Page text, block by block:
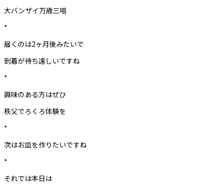
大バンザイ万歳三唱
*
届くのは2ヶ月後みたいで
到着が待ち遠しいですね
*
興味のある方はぜひ
秩父でろくろ体験を
*
次はお皿を作りたいですね
*
それでは本日は